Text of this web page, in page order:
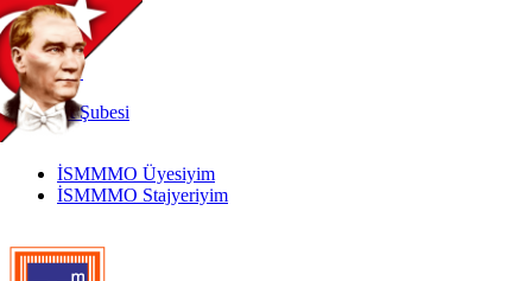
TR
|
EN
İnternetŞubesi
İSMMMO Üyesiyim
İSMMMO Stajyeriyim